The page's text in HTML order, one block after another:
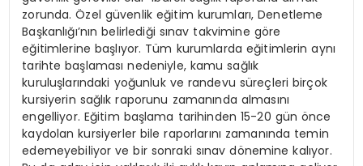
zorunda. Özel güvenlik eğitim kurumları, Denetleme
Başkanlığı’nın belirlediği sınav takvimine göre
eğitimlerine başlıyor. Tüm kurumlarda eğitimlerin aynı
tarihte başlaması nedeniyle, kamu sağlık
kuruluşlarındaki yoğunluk ve randevu süreçleri birçok
kursiyerin sağlık raporunu zamanında almasını
engelliyor. Eğitim başlama tarihinden 15-20 gün önce
kaydolan kursiyerler bile raporlarını zamanında temin
edemeyebiliyor ve bir sonraki sınav dönemine kalıyor.